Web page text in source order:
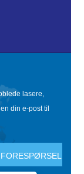
lasere,
din e-post til